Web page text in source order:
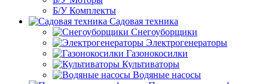
Б/У Комплекты
Садовая техника
Снегоуборщики
Электрогенераторы
Газонокосилки
Культиваторы
Водяные насосы